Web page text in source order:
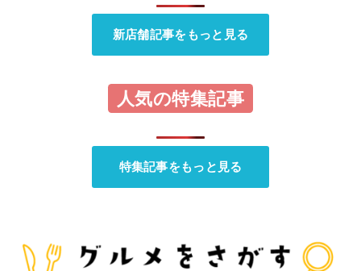
新店舗記事をもっと見る
人気の特集記事
特集記事をもっと見る